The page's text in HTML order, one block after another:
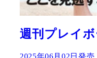
新谷姫